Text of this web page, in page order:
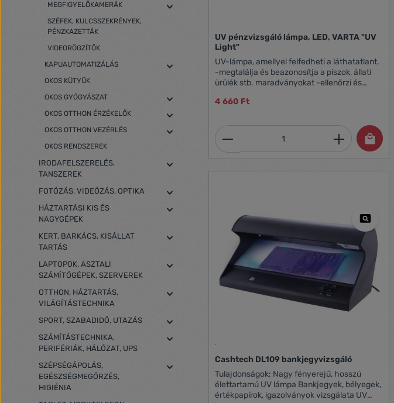
MEGFIGYELŐKAMERÁK
SZÉFEK, KULCSSZEKRÉNYEK,
PÉNZKAZETTÁK
VIDEORÖGZÍTŐK
KAPUAUTOMATIZÁLÁS
OKOS KÜTYÜK
OKOS GYÓGYÁSZAT
OKOS OTTHON ÉRZÉKELŐK
OKOS OTTHON VEZÉRLÉS
OKOS RENDSZEREK
IRODAFELSZERELÉS,
TANSZEREK
FOTÓZÁS, VIDEÓZÁS, OPTIKA
HÁZTARTÁSI KIS ÉS
NAGYGÉPEK
KERT, BARKÁCS, KISÁLLAT
TARTÁS
LAPTOPOK, ASZTALI
SZÁMÍTÓGÉPEK, SZERVEREK
OTTHON, HÁZTARTÁS,
VILÁGÍTÁSTECHNIKA
SPORT, SZABADIDŐ, UTAZÁS
SZÁMÍTÁSTECHNIKA,
PERIFÉRIÁK, HÁLÓZAT, UPS
SZÉPSÉGÁPOLÁS,
EGÉSZSÉGMEGŐRZÉS,
HIGIÉNIA
UV pénzvizsgáló lámpa, LED, VARTA "UV
Light"
UV-lámpa, amellyel felfedheti a láthatatlant.
-megtalálja és beazonosítja a piszok, állati
ürülék stb. maradványokat -ellenőrzi és
a fluoreszkáló tárgyakat -UV-hullámhossz:
darab UV LED (UV A) -elemmel működik (a
csomag tartalmazza: 3 db AAA) -
alumíniumburkolat és gumifogantyú -ütésálló
-súly elemekkel együtt: 100.2 g -hosszúság:
4 660 Ft
Termékmennyiség: Adja
Cashtech DL109 bankjegyvizsgáló
Tulajdonságok: Nagy fényerejű, hosszú
élettartamú UV lámpa Bankjegyek, bélyegek,
értékpapírok, igazolványok vizsgálata UV